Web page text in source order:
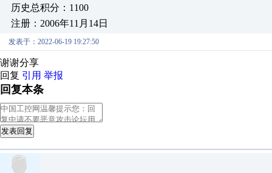
历史总积分：1100
注册：2006年11月14日
发表于：2022-06-19 19:27:50
谢谢分享
回复 引用 举报
回复本条
发表回复